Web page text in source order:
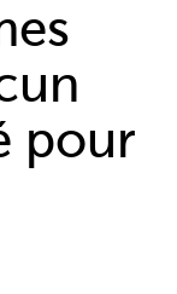
pour